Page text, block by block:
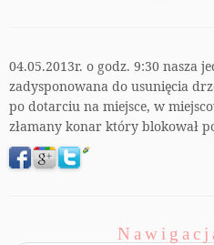
04.05.2013r. o godz. 9:30 nasza
zadysponowana do usunięcia
po dotarciu na miejsce, w
złamany konar który blokował